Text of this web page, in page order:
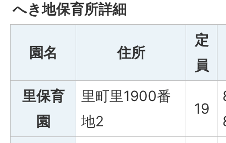
へき地保育所詳細
園名 住所
定
員
里保育
園
里町里1900番
地2
19